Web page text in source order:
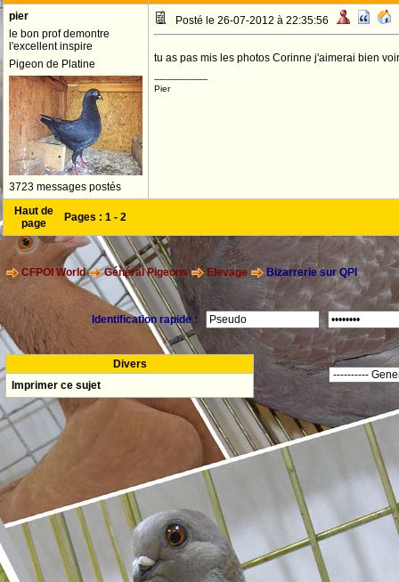
pier
le bon prof demontre
l'excellent inspire
Pigeon de Platine
3723 messages postés
Posté le 26-07-2012 à 22:35:56
tu as pas mis les photos Corinne j'aimerai bien
--------------------
Pier
Haut de
page
Pages : 1 - 2
CFPOI World Général Pigeons Elevage Bizarrerie sur QPI
Identification rapide :
Divers
Imprimer ce sujet